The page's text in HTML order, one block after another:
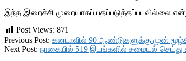
இந்த இறைச்சி முறையாகப் பதப்படுத்தப்படவில்லை
Post Views: 871
2018-
11-
Previous Post: கனடாவில் 90 ஆண்டுகளுக்கு முன்
Next Post: நாகையில் 519 இடங்களில் சமையல் செய்து